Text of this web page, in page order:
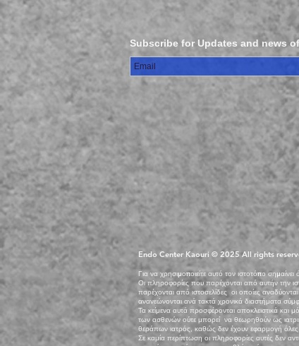
Subscribe for Updates and news
Endo Center Kaouri © 2025 All rights
Για να χρησιμοποιείτε αυτό τον ιστοτόπο
Οι πληροφορίες που παρέχονται από αυτήν την
παρέχονται από ιστοσελίδες οι οποίες
ανανεώνονται ανά τακτά χρονικά διαστήματα
Τα κείμενα αυτά προσφέρονται αποκλειστικά
των ασθενών ούτε μπορεί να θεωρηθούν ως
θεράπων ιατρός, καθώς δεν έχουν εφαρμογή
Σε καμία περίπτωση οι πληροφορίες αυτές δεν